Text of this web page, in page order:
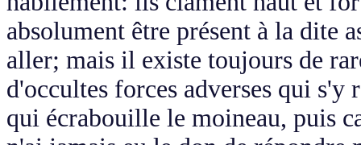
absolument être présent à la dite
aller; mais il existe toujours de
d'occultes forces adverses qui
qui écrabouille le moineau, puis